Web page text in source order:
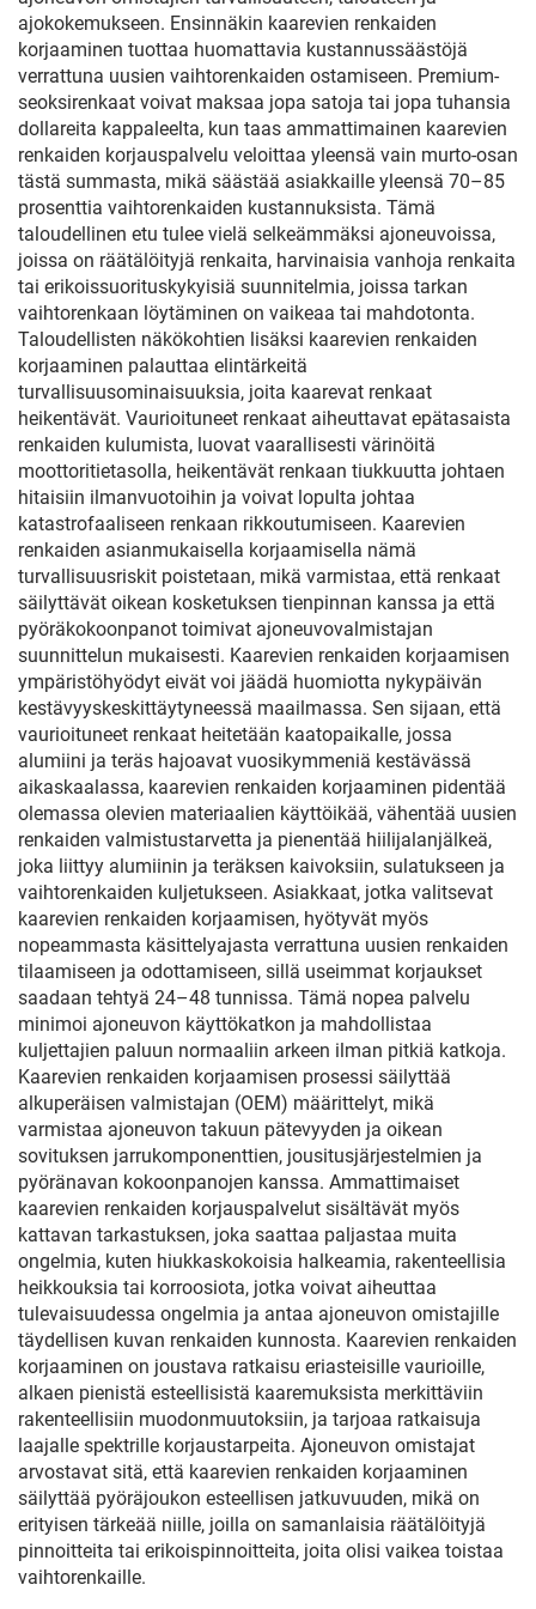
räätälöintitarkoituksiin
ajokokemukseen. Ensinnäkin kaarevien renkaiden
korjaaminen tuottaa huomattavia kustannussäästöjä
verrattuna uusien vaihtorenkaiden ostamiseen. Premium-
seoksirenkaat voivat maksaa jopa satoja tai jopa tuhansia
dollareita kappaleelta, kun taas ammattimainen kaarevien
renkaiden korjauspalvelu veloittaa yleensä vain murto-osan
tästä summasta, mikä säästää asiakkaille yleensä 70–85
prosenttia vaihtorenkaiden kustannuksista. Tämä
taloudellinen etu tulee vielä selkeämmäksi ajoneuvoissa,
joissa on räätälöityjä renkaita, harvinaisia vanhoja renkaita
tai erikoissuorituskykyisiä suunnitelmia, joissa tarkan
vaihtorenkaan löytäminen on vaikeaa tai mahdotonta.
Taloudellisten näkökohtien lisäksi kaarevien renkaiden
korjaaminen palauttaa elintärkeitä
turvallisuusominaisuuksia, joita kaarevat renkaat
heikentävät. Vaurioituneet renkaat aiheuttavat epätasaista
renkaiden kulumista, luovat vaarallisesti värinöitä
moottoritietasolla, heikentävät renkaan tiukkuutta johtaen
hitaisiin ilmanvuotoihin ja voivat lopulta johtaa
katastrofaaliseen renkaan rikkoutumiseen. Kaarevien
renkaiden asianmukaisella korjaamisella nämä
turvallisuusriskit poistetaan, mikä varmistaa, että renkaat
säilyttävät oikean kosketuksen tienpinnan kanssa ja että
pyöräkokoonpanot toimivat ajoneuvovalmistajan
suunnittelun mukaisesti. Kaarevien renkaiden korjaamisen
ympäristöhyödyt eivät voi jäädä huomiotta nykypäivän
kestävyyskeskittäytyneessä maailmassa. Sen sijaan, että
vaurioituneet renkaat heitetään kaatopaikalle, jossa
alumiini ja teräs hajoavat vuosikymmeniä kestävässä
aikaskaalassa, kaarevien renkaiden korjaaminen pidentää
olemassa olevien materiaalien käyttöikää, vähentää uusien
renkaiden valmistustarvetta ja pienentää hiilijalanjälkeä,
joka liittyy alumiinin ja teräksen kaivoksiin, sulatukseen ja
vaihtorenkaiden kuljetukseen. Asiakkaat, jotka valitsevat
kaarevien renkaiden korjaamisen, hyötyvät myös
nopeammasta käsittelyajasta verrattuna uusien renkaiden
tilaamiseen ja odottamiseen, sillä useimmat korjaukset
saadaan tehtyä 24–48 tunnissa. Tämä nopea palvelu
minimoi ajoneuvon käyttökatkon ja mahdollistaa
kuljettajien paluun normaaliin arkeen ilman pitkiä katkoja.
Kaarevien renkaiden korjaamisen prosessi säilyttää
alkuperäisen valmistajan (OEM) määrittelyt, mikä
varmistaa ajoneuvon takuun pätevyyden ja oikean
sovituksen jarrukomponenttien, jousitusjärjestelmien ja
pyöränavan kokoonpanojen kanssa. Ammattimaiset
kaarevien renkaiden korjauspalvelut sisältävät myös
kattavan tarkastuksen, joka saattaa paljastaa muita
ongelmia, kuten hiukkaskokoisia halkeamia, rakenteellisia
heikkouksia tai korroosiota, jotka voivat aiheuttaa
tulevaisuudessa ongelmia ja antaa ajoneuvon omistajille
täydellisen kuvan renkaiden kunnosta. Kaarevien renkaiden
korjaaminen on joustava ratkaisu eriasteisille vaurioille,
alkaen pienistä esteellisistä kaaremuksista merkittäviin
rakenteellisiin muodonmuutoksiin, ja tarjoaa ratkaisuja
laajalle spektrille korjaustarpeita. Ajoneuvon omistajat
arvostavat sitä, että kaarevien renkaiden korjaaminen
säilyttää pyöräjoukon esteellisen jatkuvuuden, mikä on
erityisen tärkeää niille, joilla on samanlaisia räätälöityjä
pinnoitteita tai erikoispinnoitteita, joita olisi vaikea toistaa
vaihtorenkaille.